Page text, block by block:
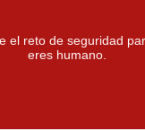
el reto de seguridad
eres humano.